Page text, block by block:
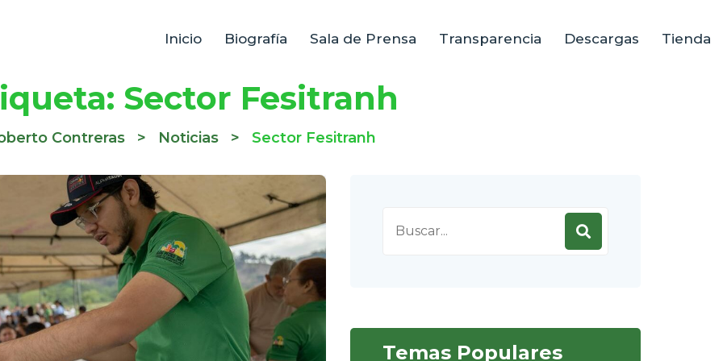
Inicio Biografía Sala de Prensa Transparencia Descargas Tienda
Sector Fesitranh
Contreras > Noticias > Sector Fesitranh
for:
Temas Populares